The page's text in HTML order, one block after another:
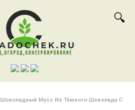
Шоколадный Мусс Из Тёмного Шоколада С